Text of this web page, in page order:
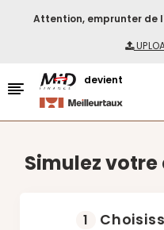
Attention, emprunter de
devient
Simulez
1